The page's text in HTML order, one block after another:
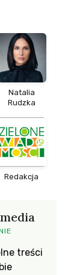
Natalia
Rudzka
Redakcja
treści